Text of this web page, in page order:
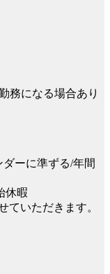
務になる場合あり
ーに準ずる/年間
休暇
ていただきます。